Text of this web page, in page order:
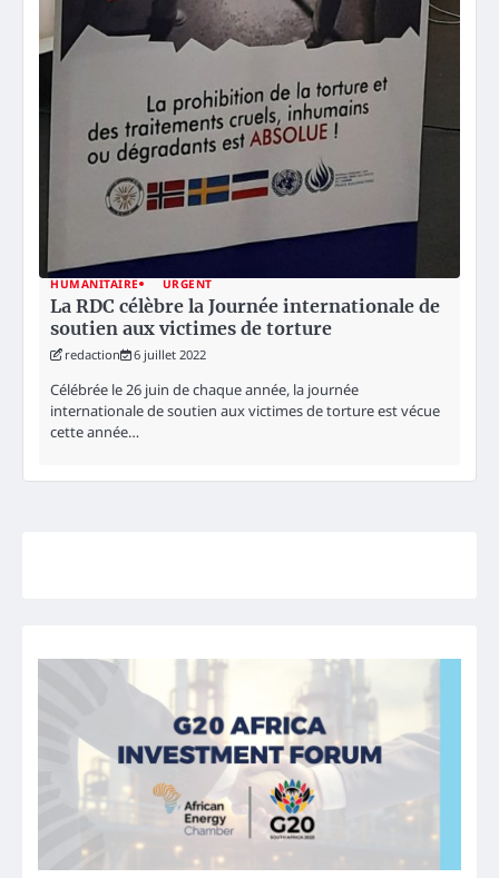
HUMANITAIRE URGENT
La RDC célèbre la Journée internationale de
soutien aux victimes de torture
redaction 6 juillet 2022
Célébrée le 26 juin de chaque année, la journée
internationale de soutien aux victimes de torture est vécue
cette année…